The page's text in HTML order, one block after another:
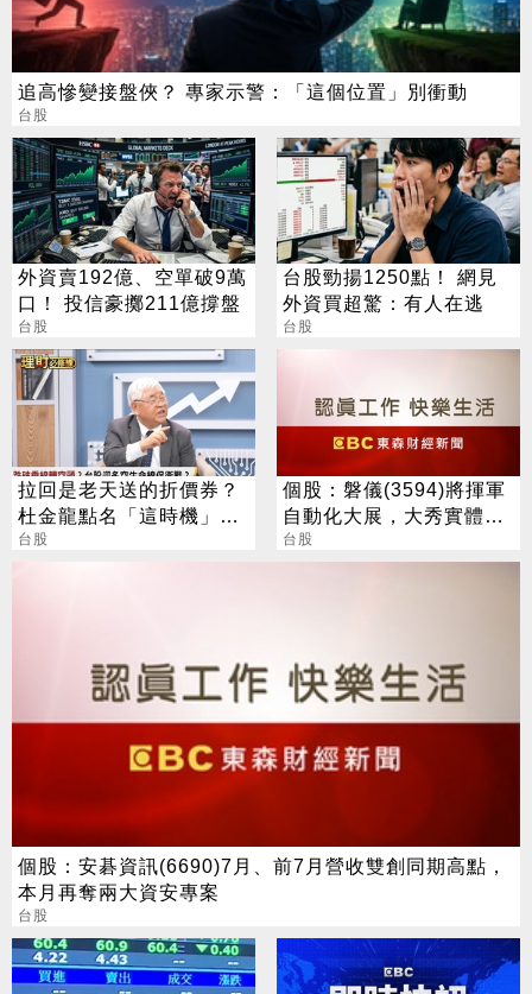
追高慘變接盤俠？ 專家示警：「這個位置」別衝動
台股
外資賣192億、空單破9萬
口！ 投信豪擲211億撐盤
台股
台股勁揚1250點！ 網見
外資買超驚：有人在逃
台股
拉回是老天送的折價券？
杜金龍點名「這時機」：
台股衝6萬
台股
個股：磐儀(3594)將揮軍
自動化大展，大秀實體AI/
邊緣運算/機器人肌肉
台股
個股：安碁資訊(6690)7月、前7月營收雙創同期高點，
本月再奪兩大資安專案
台股